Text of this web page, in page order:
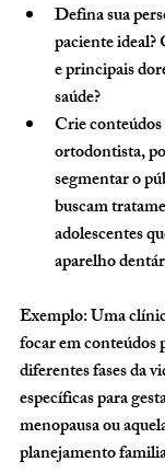
Defina sua
paciente ideal?
e principais
saúde?
Crie
ortodontista,
segmentar o
buscam
adolescentes
aparelho
Exemplo: Uma
focar em conteúdos
diferentes fases da
específicas para
menopausa ou
planejamento